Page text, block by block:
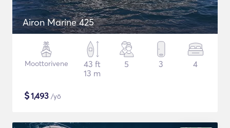
Airon Marine 425
Moottorivene
43 ft
13 m
5 3 4
$1,493 /yö